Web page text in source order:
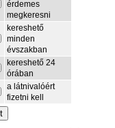
érdemes
megkeresni
kereshető
minden
évszakban
kereshető 24
órában
a látnivalóért
fizetni kell